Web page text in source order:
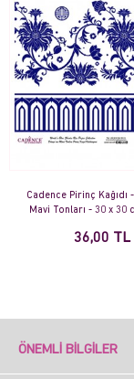
Cadence Pirinç Kağıdı -
Mavi Tonları - 30 x 30
36,00 TL
ÖNEMLI BILGILER